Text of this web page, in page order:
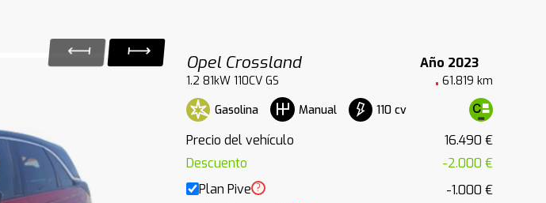
Opel Crossland
Año 2023
1.2 81kW 110CV GS
61.819 km
Gasolina
Manual 110 cv
Precio del vehículo
16.490 €
Descuento
-2.000 €
Plan Pive ?
-1.000 €